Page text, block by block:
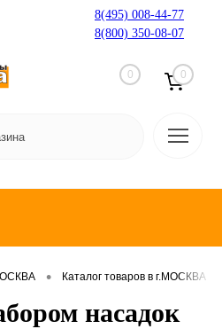
8(495) 008-44-77
8(800) 350-08-07
0 0
• Каталог товаров в г.МОСКВА
насадок